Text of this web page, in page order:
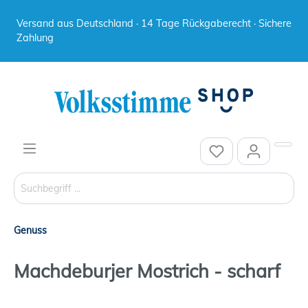
Versand aus Deutschland · 14 Tage Rückgaberecht · Sichere
Zahlung
Genuss
Machdeburjer Mostrich - scharf